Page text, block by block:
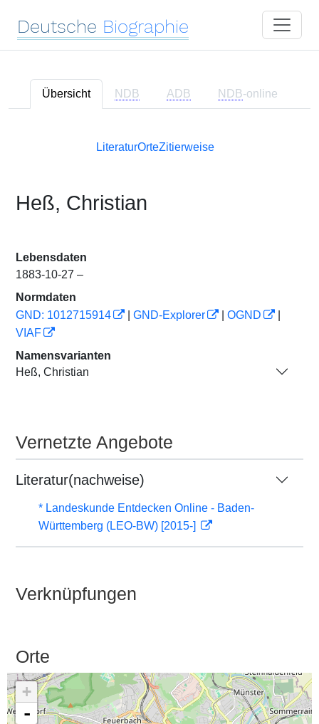
Deutsche Biographie
Übersicht NDB ADB NDB-online
LiteraturOrteZitierweise
Heß, Christian
Lebensdaten
1883-10-27 –
Normdaten
GND: 1012715914
GND-Explorer OGND
VIAF
Namensvarianten
Heß, Christian
Vernetzte Angebote
Literatur(nachweise)
* Landeskunde Entdecken Online - Baden-
Württemberg (LEO-BW) [2015-]
Verknüpfungen
Orte
+
-